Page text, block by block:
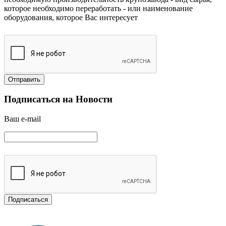
которое необходимо переработать - или наименование
оборудования, которое Вас интересует
Подписаться на Новости
Ваш e-mail